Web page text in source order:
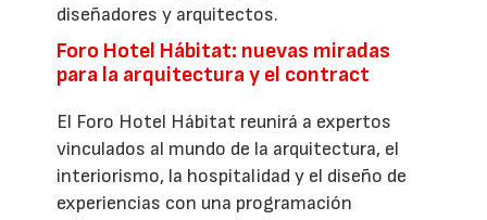
diseñadores y arquitectos.
Foro Hotel Hábitat: nuevas miradas
para la arquitectura y el contract
El Foro Hotel Hábitat reunirá a expertos
vinculados al mundo de la arquitectura, el
interiorismo, la hospitalidad y el diseño de
experiencias con una programación